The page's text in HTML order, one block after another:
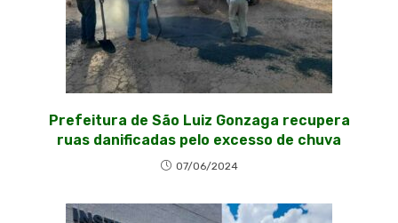
Prefeitura de São Luiz Gonzaga recupera
ruas danificadas pelo excesso de chuva
07/06/2024